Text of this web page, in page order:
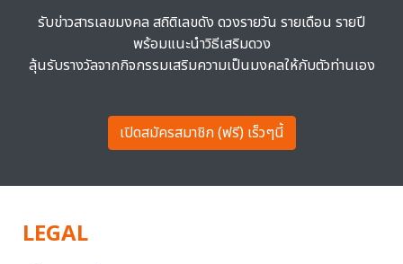
รับข่าวสารเลขมงคล สถิติเลขดัง ดวงรายวัน รายเดือน รายปี
พร้อมแนะนำวิธีเสริมดวง
ลุ้นรับรางวัลจากกิจกรรมเสริมความเป็นมงคลให้กับตัวท่านเอง
เปิดสมัครสมาชิก (ฟรี) เร็วๆนี้
LEGAL